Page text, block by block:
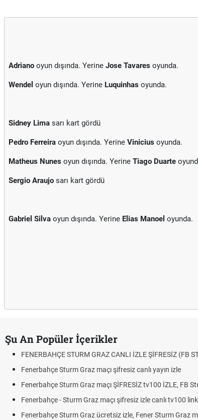
Adriano oyun dışında. Yerine Jose Tavares oyunda.
Wendel oyun dışında. Yerine Luquinhas oyunda.
Sidney Lima sarı kart gördü
Pedro Ferreira oyun dışında. Yerine Vinicius oyunda.
Matheus Nunes oyun dışında. Yerine Tiago Duarte
Sergio Araujo sarı kart gördü
Gabriel Silva oyun dışında. Yerine Elias Manoel oyunda.
Şu An Popüler İçerikler
FENERBAHÇE STURM GRAZ CANLI İZLE ŞİFRESİZ (FB
Fenerbahçe Sturm Graz maçı şifresiz canlı yayın izle
Fenerbahçe Sturm Graz maçı ŞİFRESİZ tv100 İZLE, FB
Fenerbahçe - Sturm Graz maçı şifresiz izle canlı tv100
Fenerbahçe Sturm Graz ücretsiz izle, Fener Sturm Graz